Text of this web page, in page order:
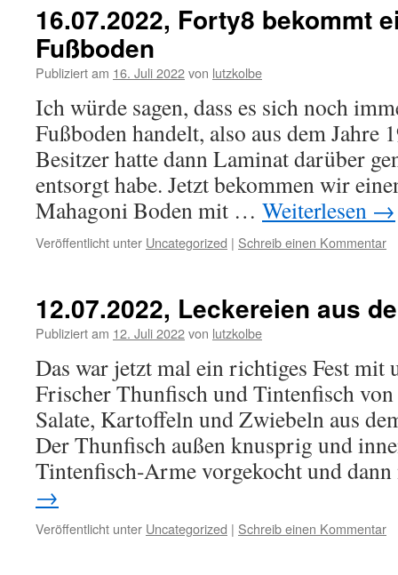
16.07.2022, Forty8 bekommt
Fußboden
Publiziert am 16. Juli 2022von lutzkolbe
Ich würde sagen, dass es sich noch
Fußboden handelt, also aus dem Jahre
Besitzer hatte dann Laminat darüber
entsorgt habe. Jetzt bekommen wir
Mahagoni Boden mit … Weiterlesen →
Veröffentlicht unter Uncategorized | Schreib einen Kommentar
12.07.2022, Leckereien aus
Publiziert am 12. Juli 2022von lutzkolbe
Das war jetzt mal ein richtiges Fest mit
Frischer Thunfisch und Tintenfisch
Salate, Kartoffeln und Zwiebeln aus
Der Thunfisch außen knusprig und
Tintenfisch-Arme vorgekocht und
→
Veröffentlicht unter Uncategorized | Schreib einen Kommentar